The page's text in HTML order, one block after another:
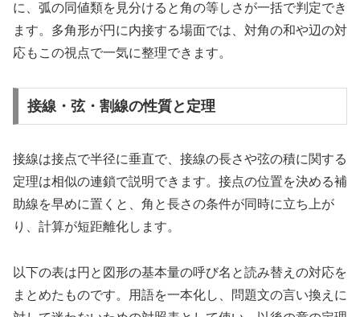
に、弧の同値類を見分けると角の等しさが一括で判定でき
ます。多角形が円に内接する場面では、対角の和や辺の対
応もこの視点で一気に整理できます。
接線・弦・割線の性質と定理
接線は接点で半径に垂直で、接線の長さや弦の積に関する
定理は相似の連鎖で説明できます。接点の位置を決める補
助線を早めに置くと、角と長さの条件が同時に立ち上が
り、計算が短距離化します。
以下の表は円と図形の基本量の呼び名と読み替えの対応を
まとめたものです。用語を一本化し、問題文の言い換えに